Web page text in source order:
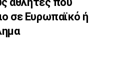
σε Ευρωπαϊκό ή